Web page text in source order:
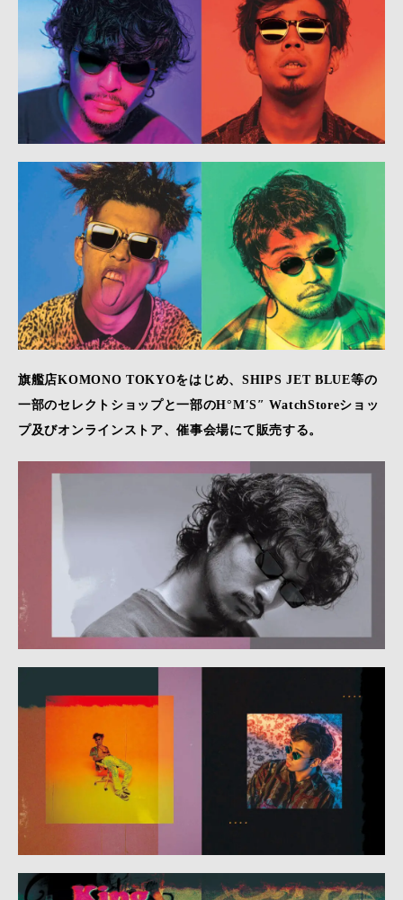
旗艦店KOMONO TOKYOをはじめ、SHIPS JET BLUE等の
一部のセレクトショップと一部のH°M′S″ WatchStoreショッ
プ及びオンラインストア、催事会場にて販売する。